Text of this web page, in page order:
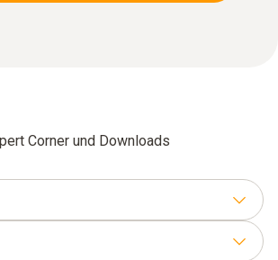
Corner und Downloads